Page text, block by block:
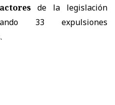
de la legislación
33 expulsiones